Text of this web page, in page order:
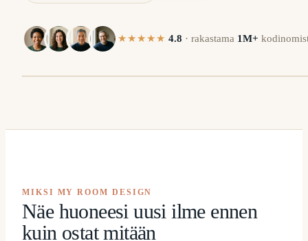
★★★★★ 4.8 · rakastama 1M+
ENNEN
⇔
MIKSI MY ROOM DESIGN
Näe huoneesi uusi ilme ennen
kuin ostat mitään